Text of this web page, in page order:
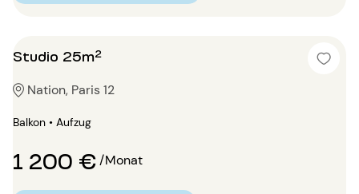
Studio 25m²
Nation, Paris 12
Balkon • Aufzug
1 200 €/Monat